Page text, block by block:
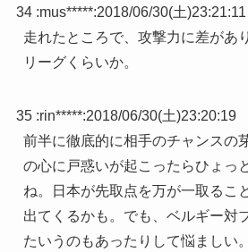
34 :mus*****:2018/06/30(土)23:21:11
走れたところで、攻撃力に差があ
リーグくらいか。
35 :rin*****:2018/06/30(土)23:20:19
前半に徹底的に相手のチャンスの
の心に戸惑いが起こったらひょっ
ね。日本が先取点を万が一取るこ
出てくるかも。でも、ベルギー対
たいうのもあったりして悩ましい。